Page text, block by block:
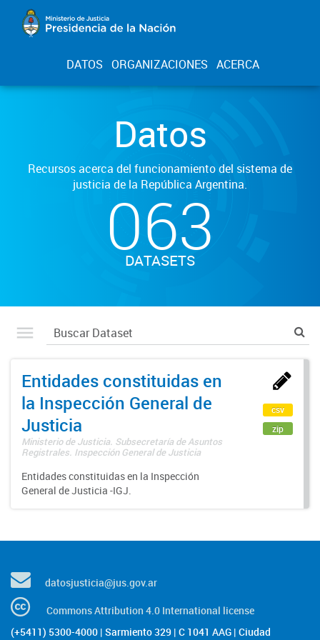
DATOS ORGANIZACIONES ACERCA
Datos
Recursos acerca del funcionamiento del sistema de
justicia de la República Argentina.
063
DATASETS
Entidades constituidas en
la Inspección General de
Justicia
Ministerio de Justicia. Subsecretaría de Asuntos
Registrales. Inspección General de Justicia
Entidades constituidas en la Inspección
General de Justicia -IGJ.
csv
zip
datosjusticia@jus.gov.ar
Commons Attribution 4.0 International license
(+5411) 5300-4000 | Sarmiento 329 | C 1041 AAG | Ciudad